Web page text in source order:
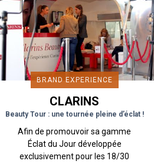
BRAND EXPERIENCE
CLARINS
Beauty Tour : une tournée pleine d’éclat !
Afin de promouvoir sa gamme
Éclat du Jour développée
exclusivement pour les 18/30